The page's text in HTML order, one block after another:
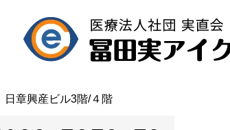
日章興産ビル3階/４階